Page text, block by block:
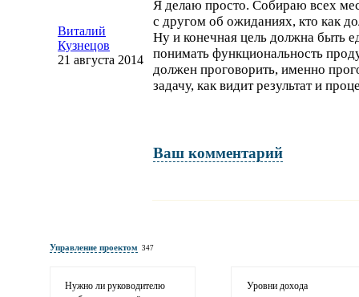
Виталий
Кузнецов
21 августа 2014
Я делаю просто. Собираю всех
с другом об ожиданиях, кто как
Ну и конечная цель должна быть
понимать функциональность
должен проговорить, именно
задачу, как видит результат и
Ваш комментарий
Управление проектом 347
Нужно ли руководителю
Уровни дохода